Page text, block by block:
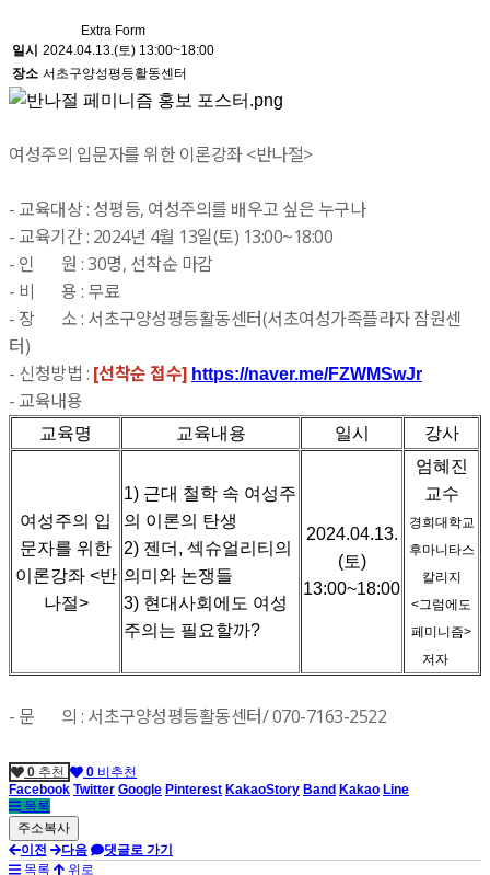
Extra Form
일시 2024.04.13.(토) 13:00~18:00
장소 서초구양성평등활동센터
여성주의 입문자를 위한 이론강좌 <반나절>
- 교육대상 : 성평등, 여성주의를 배우고 싶은 누구나
- 교육기간 : 2024년 4월 13일(토) 13:00~18:00
- 인 원 : 30명, 선착순 마감
- 비 용 : 무료
- 장 소 : 서초구양성평등활동센터(서초여성가족플라자 잠원센
터)
- 신청방법 : [선착순 접수] https://naver.me/FZWMSwJr
- 교육내용
교육명 교육내용 일시 강사
여성주의 입
문자를 위한
이론강좌 <반
나절>
1) 근대 철학 속 여성주
의 이론의 탄생
2) 젠더, 섹슈얼리티의
의미와 논쟁들
3) 현대사회에도 여성
주의는 필요할까?
2024.04.13.
(토)
13:00~18:00
엄혜진
교수
경희대학교
후마니타스
칼리지
<그럼에도
페미니즘>
저자
- 문 의 : 서초구양성평등활동센터/ 070-7163-2522
0 추천 0 비추천
Facebook Twitter Google Pinterest KakaoStory Band Kakao Line
목록
이전 다음
댓글로 가기
목록
위로